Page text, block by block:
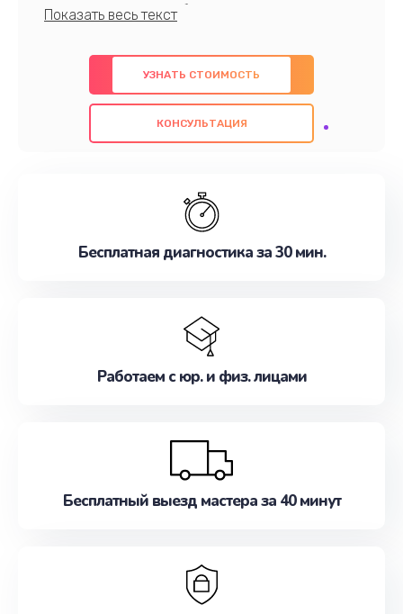
профессионалов с обширными знаниями и
предлагаем быстрый и качественный ремонт с
использованием оригинальных компонентов, а
также гарантируем качество всех
проведенных работ. Наша цель - предоставить
наилучшим образом. Не медлите записаться на
УЗНАТЬ СТОИМОСТЬ
КОНСУЛЬТАЦИЯ
Бесплатная диагностика за 30 мин.
Работаем с юр. и физ. лицами
Бесплатный выезд мастера за 40 минут